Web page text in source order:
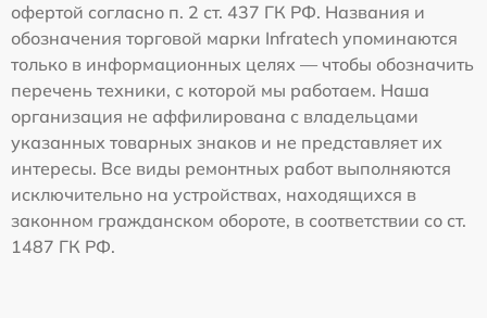
офертой согласно п. 2 ст. 437 ГК РФ. Названия и
обозначения торговой марки Infratech упоминаются
только в информационных целях — чтобы обозначить
перечень техники, с которой мы работаем. Наша
организация не аффилирована с владельцами
указанных товарных знаков и не представляет их
интересы. Все виды ремонтных работ выполняются
исключительно на устройствах, находящихся в
законном гражданском обороте, в соответствии со ст.
1487 ГК РФ.